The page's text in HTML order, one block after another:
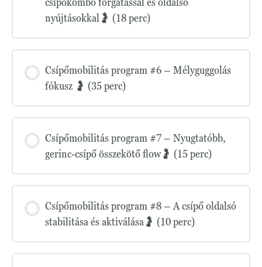
nyújtásokkal🤰 (18 perc)
Csípőmobilitás program #6 – Mélyguggolás
fókusz 🤰 (35 perc)
Csípőmobilitás program #7 – Nyugtatóbb,
gerinc-csípő összekötő flow🤰 (15 perc)
Csípőmobilitás program #8 – A csípő oldalsó
stabilitása és aktiválása🤰 (10 perc)